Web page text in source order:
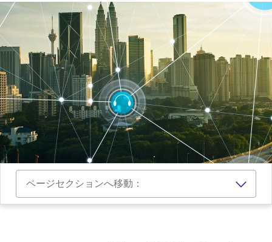
ページセクションへ移動：